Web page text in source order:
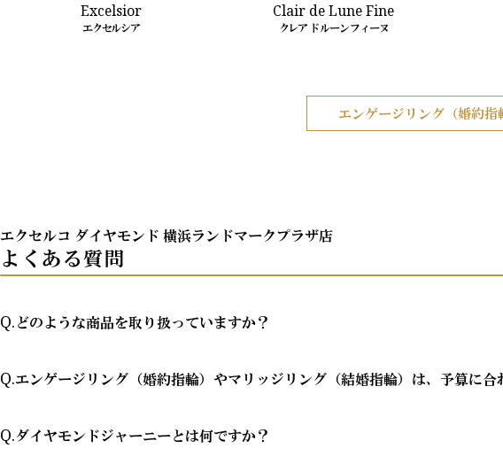
Excelsior
エクセルシア
Clair de Lune Fine
クレア ド ルーン フィーヌ
エンゲージリング（婚約指
エクセルコ ダイヤモンド 横浜ランドマークプラザ店
よくある質問
Q.どのような商品を取り扱っていますか？
リング・エタニティリングなどのブライダルジュエリーを中心に、ネックレス・
商品によって店舗での取り扱いや在庫状況が異なるため、気になる商品がある場
Q.エンゲージリング（婚約指輪）やマリッジリング（結婚指輪）は、予算に
ンド、デザイン、素材、オプションのカスタマイズができる、セミオーダー・フ
Q.ダイヤモンドジャーニーとは何ですか？